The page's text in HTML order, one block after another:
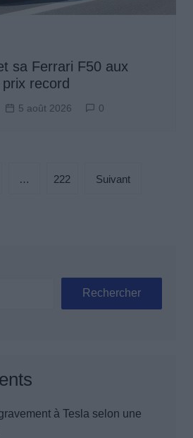
sa Ferrari F50 aux
record
5 août 2026 0
… 222 Suivant
Rechercher
à Tesla selon une